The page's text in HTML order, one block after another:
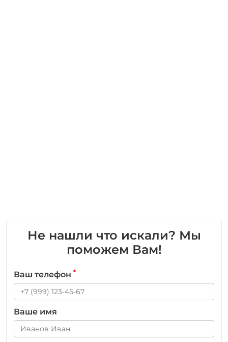
Не нашли что искали? Мы
поможем Вам!
Ваш телефон *
Ваше имя